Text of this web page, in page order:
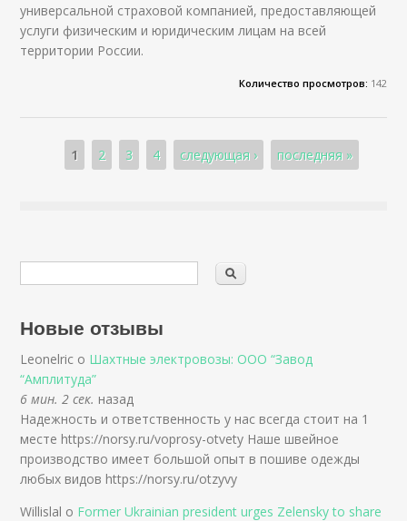
универсальной страховой компанией, предоставляющей
услуги физическим и юридическим лицам на всей
территории России.
Количество просмотров: 142
Страницы
1 2 3 4 следующая › последняя »
Новые отзывы
Leonelric о Шахтные электровозы: ООО “Завод
“Амплитуда”
6 мин. 2 сек. назад
Надежность и ответственность у нас всегда стоит на 1
месте https://norsy.ru/voprosy-otvety Наше швейное
производство имеет большой опыт в пошиве одежды
любых видов https://norsy.ru/otzyvy
Willislal о Former Ukrainian president urges Zelensky to share